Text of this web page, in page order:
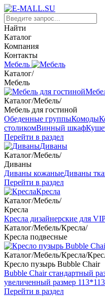
Найти
Каталог
Компания
Контакты
Мебель
Каталог/
Мебель
Каталог/Мебель/
Мебель для гостиной
Обеденные группыКомоды
столикомВинный шкаф
Перейти в раздел
Диваны
Каталог/Мебель/
Диваны
Диваны кожаныеДиваны
Перейти в раздел
Кресла
Каталог/Мебель/
Кресла
Кресла дизайнерские для
Каталог/Мебель/Кресла/
Кресла подвесные
Каталог/Мебель/Кресла/
Кресло пузырь Bubble Chair
Bubble Chair стандартный
увеличенный размер
Перейти в раздел